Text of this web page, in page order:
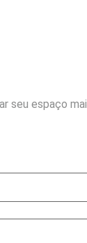
seu espaço